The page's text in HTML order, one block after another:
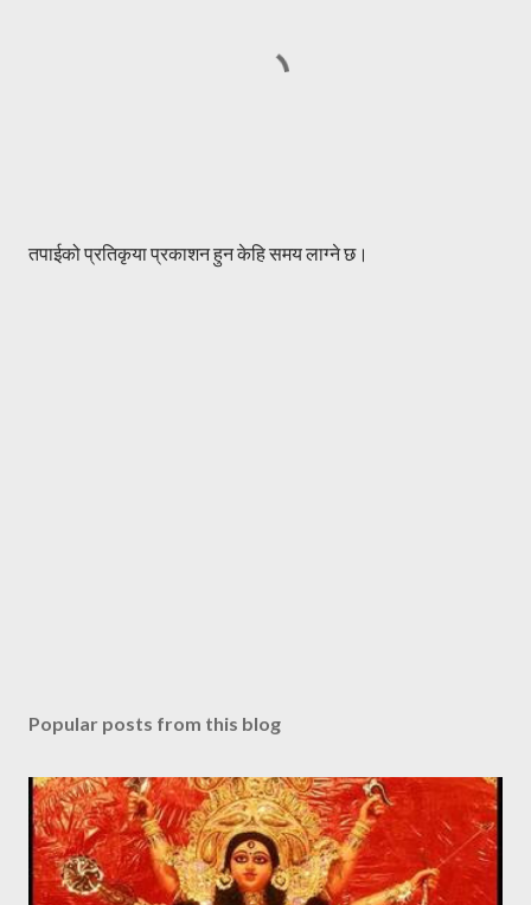
P
तपाईको प्रतिकृया प्रकाशन हुन केहि समय लाग्ने छ।
Popular posts from this blog